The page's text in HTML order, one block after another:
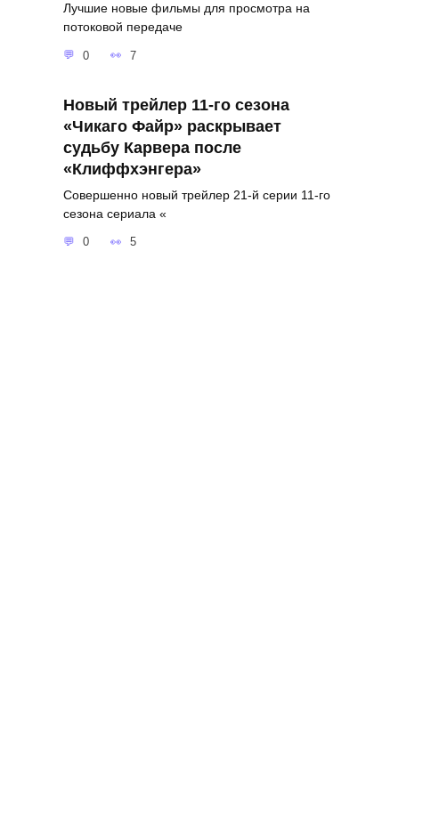
Лучшие новые фильмы для просмотра на
потоковой передаче
0 7
Новый трейлер 11-го сезона
«Чикаго Файр» раскрывает
судьбу Карвера после
«Клиффхэнгера»
Совершенно новый трейлер 21-й серии 11-го
сезона сериала «
0 5